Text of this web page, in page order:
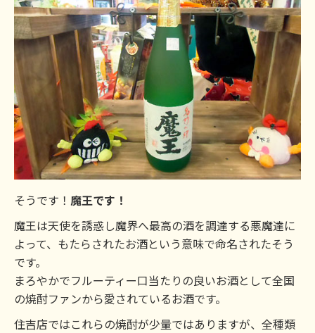
そうです！ 魔王です！
魔王は天使を誘惑し魔界へ最高の酒を調達する悪魔達に
よって、もたらされたお酒という意味で命名されたそう
です。
まろやかでフルーティー口当たりの良いお酒として全国
の焼酎ファンから愛されているお酒です。
住吉店ではこれらの焼酎が少量ではありますが、全種類